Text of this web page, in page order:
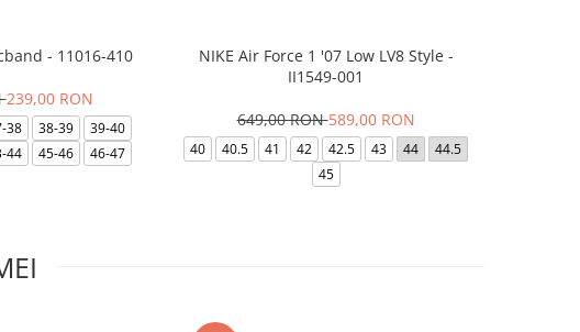
- 11016-410
239,00 RON
38 38-39
39-40
44 45-46 46-47
NIKE Air Force 1 '07 Low LV8 Style -
II1549-001
649,00 RON589,00 RON
40 40.5 41 42 42.5 43 44
44.5
45